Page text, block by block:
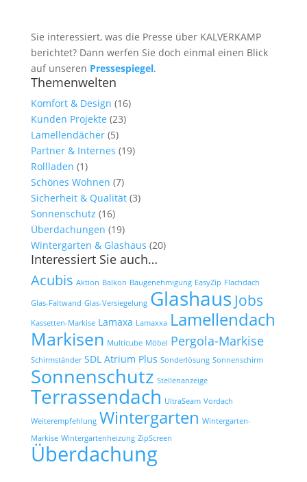
Sie interessiert, was die Presse über KALVERKAMP
berichtet? Dann werfen Sie doch einmal einen Blick
auf unseren Pressespiegel.
Themenwelten
Komfort & Design (16)
Kunden Projekte (23)
Lamellendächer(5)
Partner & Internes (19)
Rollladen (1)
Schönes Wohnen (7)
Sicherheit & Qualität(3)
Sonnenschutz (16)
Überdachungen (19)
Wintergarten & Glashaus (20)
Interessiert Sie auch…
Acubis Aktion Balkon Baugenehmigung EasyZip Flachdach
Glas-Faltwand Glas-Versiegelung Glashaus Jobs
Kassetten-Markise Lamaxa Lamaxxa Lamellendach
Markisen Multicube Möbel Pergola-Markise
Schirmständer SDL Atrium Plus Sonderlösung Sonnenschirm
Sonnenschutz Stellenanzeige
Terrassendach UltraSeam Vordach
Weiterempfehlung Wintergarten Wintergarten-
Markise Wintergartenheizung ZipScreen
Überdachung